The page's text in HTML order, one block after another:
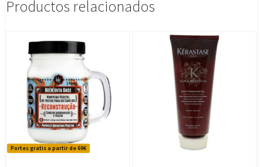
Productos relacionados
Portes gratis a partir de 69€